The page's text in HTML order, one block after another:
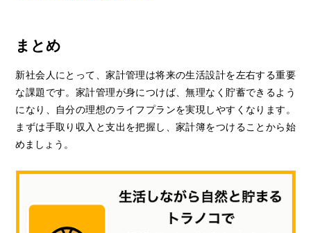
まとめ
新社会人にとって、家計管理は将来の生活設計を左右する重要
な課題です。家計管理が身につけば、無理なく貯蓄できるよう
になり、自分の理想のライフプランを実現しやすくなります。
まずは手取り収入と支出を把握し、家計簿をつけることから始
めましょう。